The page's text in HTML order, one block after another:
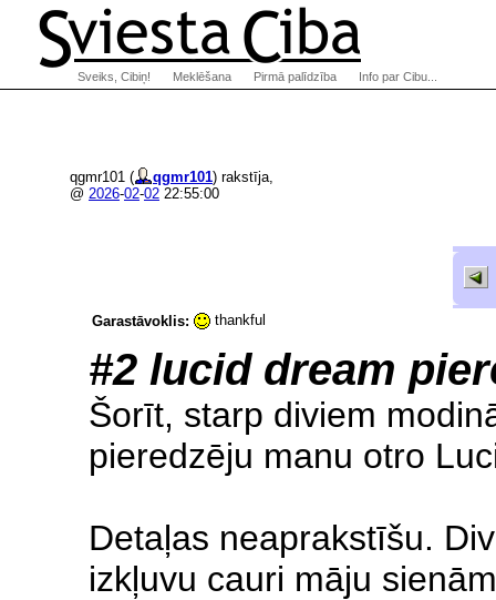
qgmr101 ( qgmr101) rakstīja,
@ 2026-02-02 22:55:00
Garastāvoklis: thankful
#2 lucid dream
Šorīt, starp diviem
pieredzēju manu otro
Detaļas neaprakstīšu.
izkļuvu cauri māju
Sveiks, Cibiņ! Meklēšana Pirmā palīdzība Info par Cibu...